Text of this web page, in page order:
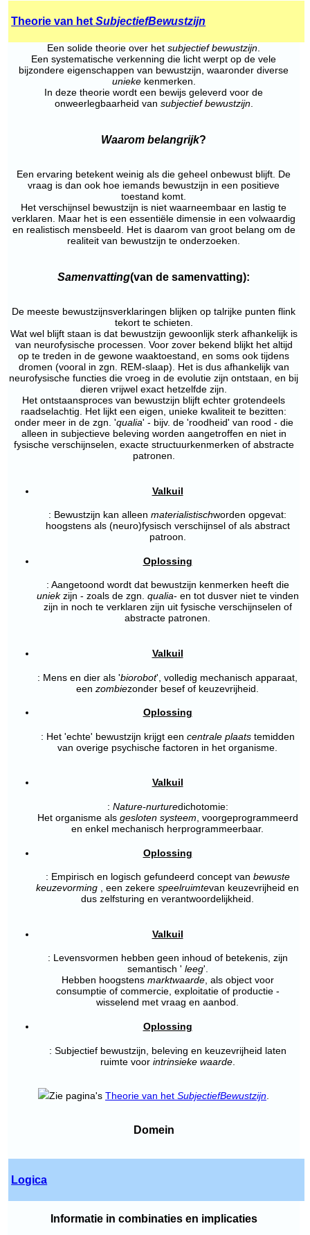
Theorie van hetSubjectiefBewustzijn
Een solide theorie over het subjectief bewustzijn
Een systematische verkenning die licht werpt op de vele
bijzondere eigenschappen van bewustzijn, waaronder diverse
unieke kenmerken.
In deze theorie wordt een bewijs geleverd voor de
onweerlegbaarheid van subjectief bewustzijn.
Waarom belangrijk?
Een ervaring betekent weinig als die geheel onbewust blijft. De
vraag is dan ook hoe iemands bewustzijn in een positieve
toestand komt.
Het verschijnsel bewustzijn is niet waarneembaar en lastig te
verklaren. Maar het is een essentiële dimensie in een volwaardig
en realistisch mensbeeld. Het is daarom van groot belang om de
realiteit van bewustzijn te onderzoeken.
Samenvatting(van de samenvatting):
De meeste bewustzijnsverklaringen blijken op talrijke punten flink
tekort te schieten.
Wat wel blijft staan is dat bewustzijn gewoonlijk sterk afhankelijk is
van neurofysische processen. Voor zover bekend blijkt het altijd
op te treden in de gewone waaktoestand, en soms ook tijdens
dromen (vooral in zgn. REM-slaap). Het is dus afhankelijk van
neurofysische functies die vroeg in de evolutie zijn ontstaan, en bij
dieren vrijwel exact hetzelfde zijn.
Het ontstaansproces van bewustzijn blijft echter grotendeels
raadselachtig. Het lijkt een eigen, unieke kwaliteit te bezitten:
onder meer in de zgn. 'qualia' - bijv. de 'roodheid' van rood - die
alleen in subjectieve beleving worden aangetroffen en niet in
fysische verschijnselen, exacte structuurkenmerken of abstracte
patronen.
Valkuil
: Bewustzijn kan alleen materialistischworden opgevat:
hoogstens als (neuro)fysisch verschijnsel of als abstract
patroon.
Oplossing
: Aangetoond wordt dat bewustzijn kenmerken heeft die
uniekzijn - zoals de zgn. qualia- en tot dusver niet te vinden
zijn in noch te verklaren zijn uit fysische verschijnselen of
abstracte patronen.
Valkuil
: Mens en dier als 'biorobot', volledig mechanisch apparaat,
een zombiezonder besef of keuzevrijheid.
Oplossing
: Het 'echte' bewustzijn krijgt een centrale plaatstemidden
van overige psychische factoren in het organisme.
Valkuil
: Nature-nurturedichotomie:
Het organisme als gesloten systeem , voorgeprogrammeerd
en enkel mechanisch herprogrammeerbaar.
Oplossing
: Empirisch en logisch gefundeerd concept van bewuste
keuzevorming , een zekere speelruimtevan keuzevrijheid en
dus zelfsturing en verantwoordelijkheid.
Valkuil
: Levensvormen hebben geen inhoud of betekenis, zijn
semantisch ' leeg'.
Hebben hoogstens marktwaarde, als object voor
consumptie of commercie, exploitatie of productie -
wisselend met vraag en aanbod.
Oplossing
: Subjectief bewustzijn, beleving en keuzevrijheid laten
ruimte voor intrinsieke waarde.
Zie pagina's Theorie van het SubjectiefBewustzijn
Domein
Logica
Informatie in combinaties en implicaties